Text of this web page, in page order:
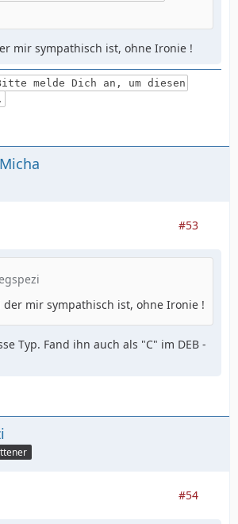
mir sympathisch ist, ohne Ironie !
melde Dich an, um diesen
#53
der mir sympathisch ist, ohne Ironie !
Typ. Fand ihn auch als "C" im DEB -
#54